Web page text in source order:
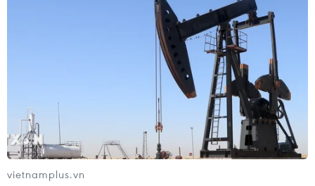
vietnamplus.vn